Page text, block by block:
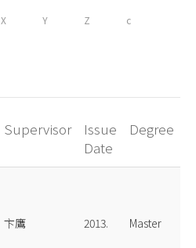
X Y Z c
Supervisor
Issue
Date
Degree
卞鷹 2013. Master